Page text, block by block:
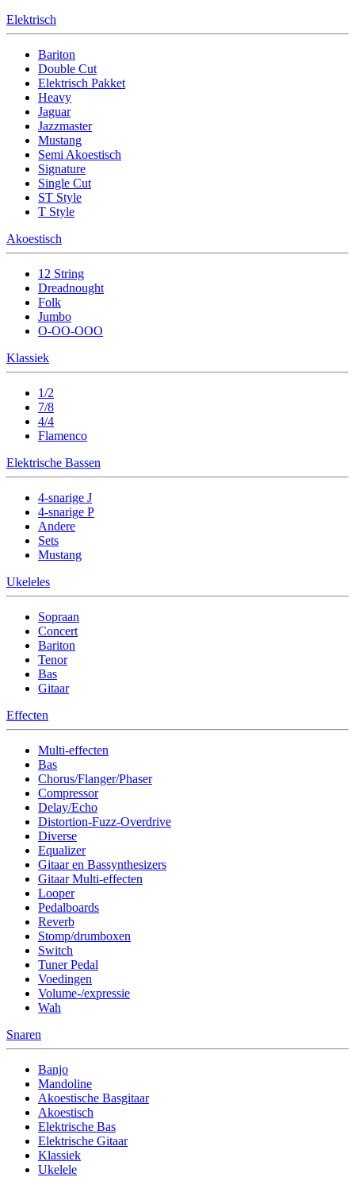
Elektrisch
Bariton
Double Cut
Elektrisch Pakket
Heavy
Jaguar
Jazzmaster
Mustang
Semi Akoestisch
Signature
Single Cut
ST Style
T Style
Akoestisch
12 String
Dreadnought
Folk
Jumbo
O-OO-OOO
Klassiek
1/2
7/8
4/4
Flamenco
Elektrische Bassen
4-snarige J
4-snarige P
Andere
Sets
Mustang
Ukeleles
Sopraan
Concert
Bariton
Tenor
Bas
Gitaar
Effecten
Multi-effecten
Bas
Chorus/Flanger/Phaser
Compressor
Delay/Echo
Distortion-Fuzz-Overdrive
Diverse
Equalizer
Gitaar en Bassynthesizers
Gitaar Multi-effecten
Looper
Pedalboards
Reverb
Stomp/drumboxen
Switch
Tuner Pedal
Voedingen
Volume-/expressie
Wah
Snaren
Banjo
Mandoline
Akoestische Basgitaar
Akoestisch
Elektrische Bas
Elektrische Gitaar
Klassiek
Ukelele